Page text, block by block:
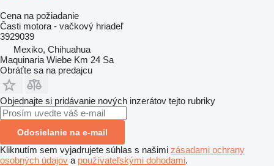
Cena na požiadanie
Časti motora - vačkový hriadeľ
3929039
Mexiko, Chihuahua
Maquinaria Wiebe Km 24 Sa
Obráťte sa na predajcu
Objednajte si pridávanie nových inzerátov tejto rubriky
Odosielanie na e-mail
Kliknutím sem vyjadrujete súhlas s našimi zásadami ochrany
osobných údajov a používateľskými dohodami.